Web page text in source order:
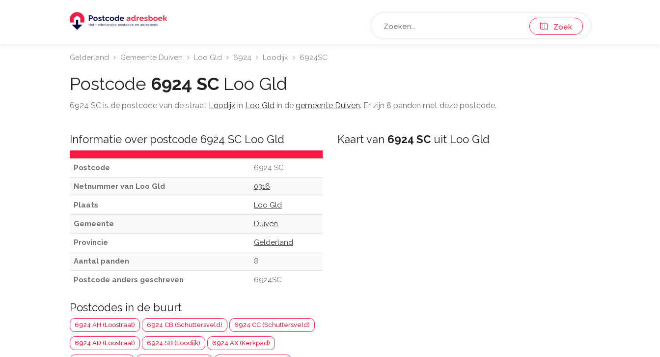
Zoek
Gelderland Gemeente Duiven Loo Gld 6924 Loodijk 6924SC
Postcode 6924 SC Loo Gld
6924 SC is de postcode van de straat Loodijk in Loo Gld in de gemeente Duiven. Er zijn 8 panden met deze postcode.
Informatie over postcode 6924 SC Loo Gld
Postcode 6924 SC
Netnummer van Loo Gld 0316
Plaats Loo Gld
Gemeente Duiven
Provincie Gelderland
Aantal panden 8
Postcode anders geschreven 6924SC
Postcodes in de buurt
6924 AH (Loostraat) 6924 CB (Schuttersveld) 6924 CC (Schuttersveld)
6924 AD (Loostraat) 6924 SB (Loodijk) 6924 AX (Kerkpad)
Kaart van 6924 SC uit Loo Gld